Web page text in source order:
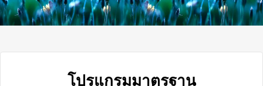
โปรแกรมมาตรฐาน